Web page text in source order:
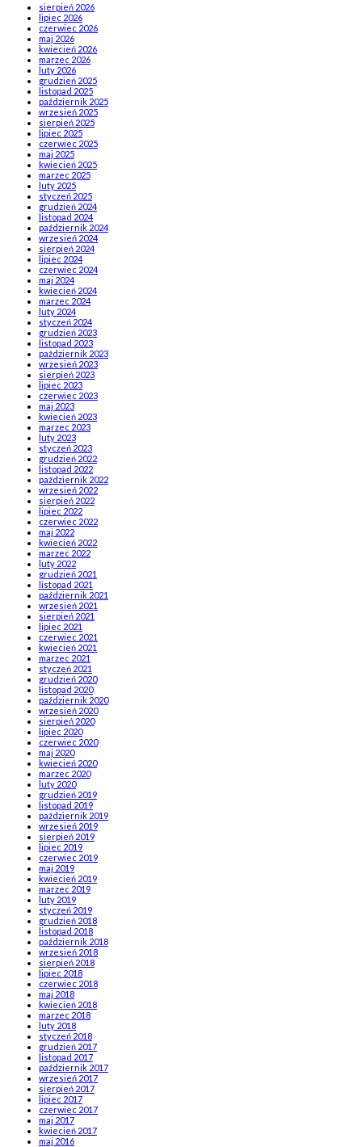
sierpień 2026
lipiec 2026
czerwiec 2026
maj 2026
kwiecień 2026
marzec 2026
luty 2026
grudzień 2025
listopad 2025
październik 2025
wrzesień 2025
sierpień 2025
lipiec 2025
czerwiec 2025
maj 2025
kwiecień 2025
marzec 2025
luty 2025
styczeń 2025
grudzień 2024
listopad 2024
październik 2024
wrzesień 2024
sierpień 2024
lipiec 2024
czerwiec 2024
maj 2024
kwiecień 2024
marzec 2024
luty 2024
styczeń 2024
grudzień 2023
listopad 2023
październik 2023
wrzesień 2023
sierpień 2023
lipiec 2023
czerwiec 2023
maj 2023
kwiecień 2023
marzec 2023
luty 2023
styczeń 2023
grudzień 2022
listopad 2022
październik 2022
wrzesień 2022
sierpień 2022
lipiec 2022
czerwiec 2022
maj 2022
kwiecień 2022
marzec 2022
luty 2022
grudzień 2021
listopad 2021
październik 2021
wrzesień 2021
sierpień 2021
lipiec 2021
czerwiec 2021
kwiecień 2021
marzec 2021
styczeń 2021
grudzień 2020
listopad 2020
październik 2020
wrzesień 2020
sierpień 2020
lipiec 2020
czerwiec 2020
maj 2020
kwiecień 2020
marzec 2020
luty 2020
grudzień 2019
listopad 2019
październik 2019
wrzesień 2019
sierpień 2019
lipiec 2019
czerwiec 2019
maj 2019
kwiecień 2019
marzec 2019
luty 2019
styczeń 2019
grudzień 2018
listopad 2018
październik 2018
wrzesień 2018
sierpień 2018
lipiec 2018
czerwiec 2018
maj 2018
kwiecień 2018
marzec 2018
luty 2018
styczeń 2018
grudzień 2017
listopad 2017
październik 2017
wrzesień 2017
sierpień 2017
lipiec 2017
czerwiec 2017
maj 2017
kwiecień 2017
maj 2016